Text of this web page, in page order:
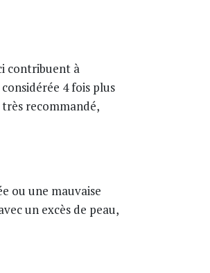
contribuent à
4 fois plus
très recommandé,
ou une mauvaise
un excès de peau,